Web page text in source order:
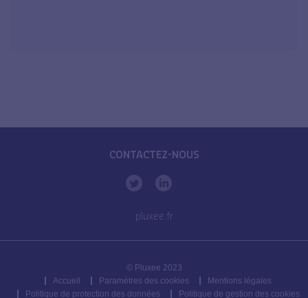
CONTACTEZ-NOUS
pluxee.fr
© Pluxee 2023
Accueil
Paramètres des cookies
Mentions légales
Politique de protection des données
Politique de gestion des cookies